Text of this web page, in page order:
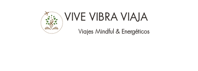
VIVE VIBRA VIAJA
Viajes Mindful & Energéticos